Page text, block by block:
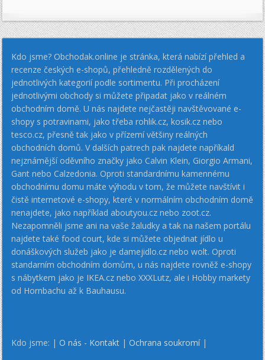
Kdo jsme? Obchodak.online je stránka, která nabízí přehled a
recenze českých e-shopů, přehledně rozdělených do
jednotlivých kategorií podle sortimentu. Při procházení
jednotlivými obchody si můžete připadat jako v reálném
obchodním domě. U nás najdete nejčastěji navštěvované e-
shopy s potravinami, jako třeba rohlik.cz, kosik.cz nebo
tesco.cz, přesně tak jako v přízemí většiny reálných
obchodních domů. V dalších patrech pak najdete napříkald
nejznámější oděvního značky jako Calvin Klein, Giorgio Armani,
Gant nebo Calzedonia. Oproti standardnímu kamennému
obchodnímu domu máte výhodu v tom, že můžete navštívit i
čistě internetové e-shopy, které v normálním obchodním domě
nenajdete, jako například aboutyou.cz nebo zoot.cz.
Nezapomněli jsme ani na vaše žaludky a tak na našem portálu
najdete také food court, kde si můžete objednat jídlo u
donáškových služeb jako je damejidlo.cz nebo wolt. Oproti
standarním obchodním domům, u nás najdete rovněž e-shopy
s nábytkem jako je IKEA.cz nebo XXXLutz, ale i Hobby markety
od Hornbachu až k Bauhausu.
Kdo jsme: |O nás - Kontakt |Ochrana soukromí|